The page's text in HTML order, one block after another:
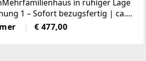
in ruhiger Lage
1 – Sofort bezugsfertig | ca.
und wie neu: Diese 43 m² große
saniert. NeueKüche,
€ 477,00